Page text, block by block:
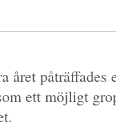
året påträffades
ett möjligt